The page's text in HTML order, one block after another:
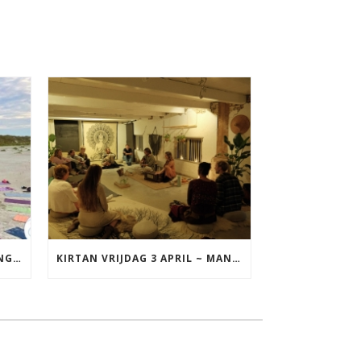
YOGA VAKANTIE TERSCHELLING 17 T/M 19 JULI KIRTAN VRIJDAG 3 APRIL ~ MANTRAZINGEN MET DIEDERICK IN LEEUWARDEN